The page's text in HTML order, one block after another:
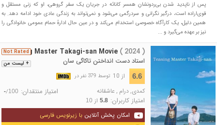
پس از ناپدید شدن بی‌ردونشانِ همسر کانائه در جریان یک سفر گروهی، او که زنی مستقل و
قوی‌اراده است، درگیر نگرانی و سردرگمی می‌شود و نمی‌تواند به زندگی عادی خود ادامه دهد. به
همین دلیل، یک کارآگاه خصوصی استخدام می‌کند و در عین حال ادارهٔ حمام عمومی خانوادگی را
نیز بر عهده می‌گیرد و ...
+ لیست من
Not Rated
Teasing Master Takagi-san Movie ( 2024 )
استاد دست انداختن تاکاگی سان
6.6 از 10 توسط 379 نفر در
کمدی,درام ,عاشقانه امتیاز منتقدان: -/100
امتیاز کاربران: 5.8از 10
امکان پخش آنلاین با زیرنویس فارسی